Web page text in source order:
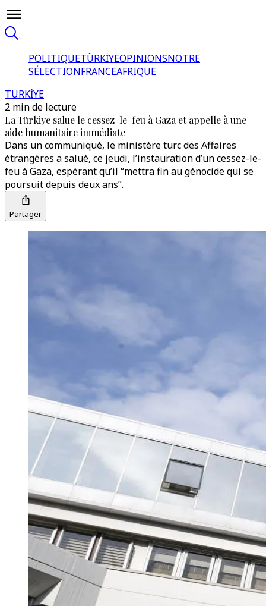
POLITIQUETÜRKİYEOPINIONSNOTRE
SÉLECTIONFRANCEAFRIQUE
TÜRKİYE
2 min de lecture
La Türkiye salue le cessez-le-feu à Gaza et appelle à une
aide humanitaire immédiate
Dans un communiqué, le ministère turc des Affaires
étrangères a salué, ce jeudi, l’instauration d’un cessez-le-
feu à Gaza, espérant qu’il “mettra fin au génocide qui se
poursuit depuis deux ans”.
Partager